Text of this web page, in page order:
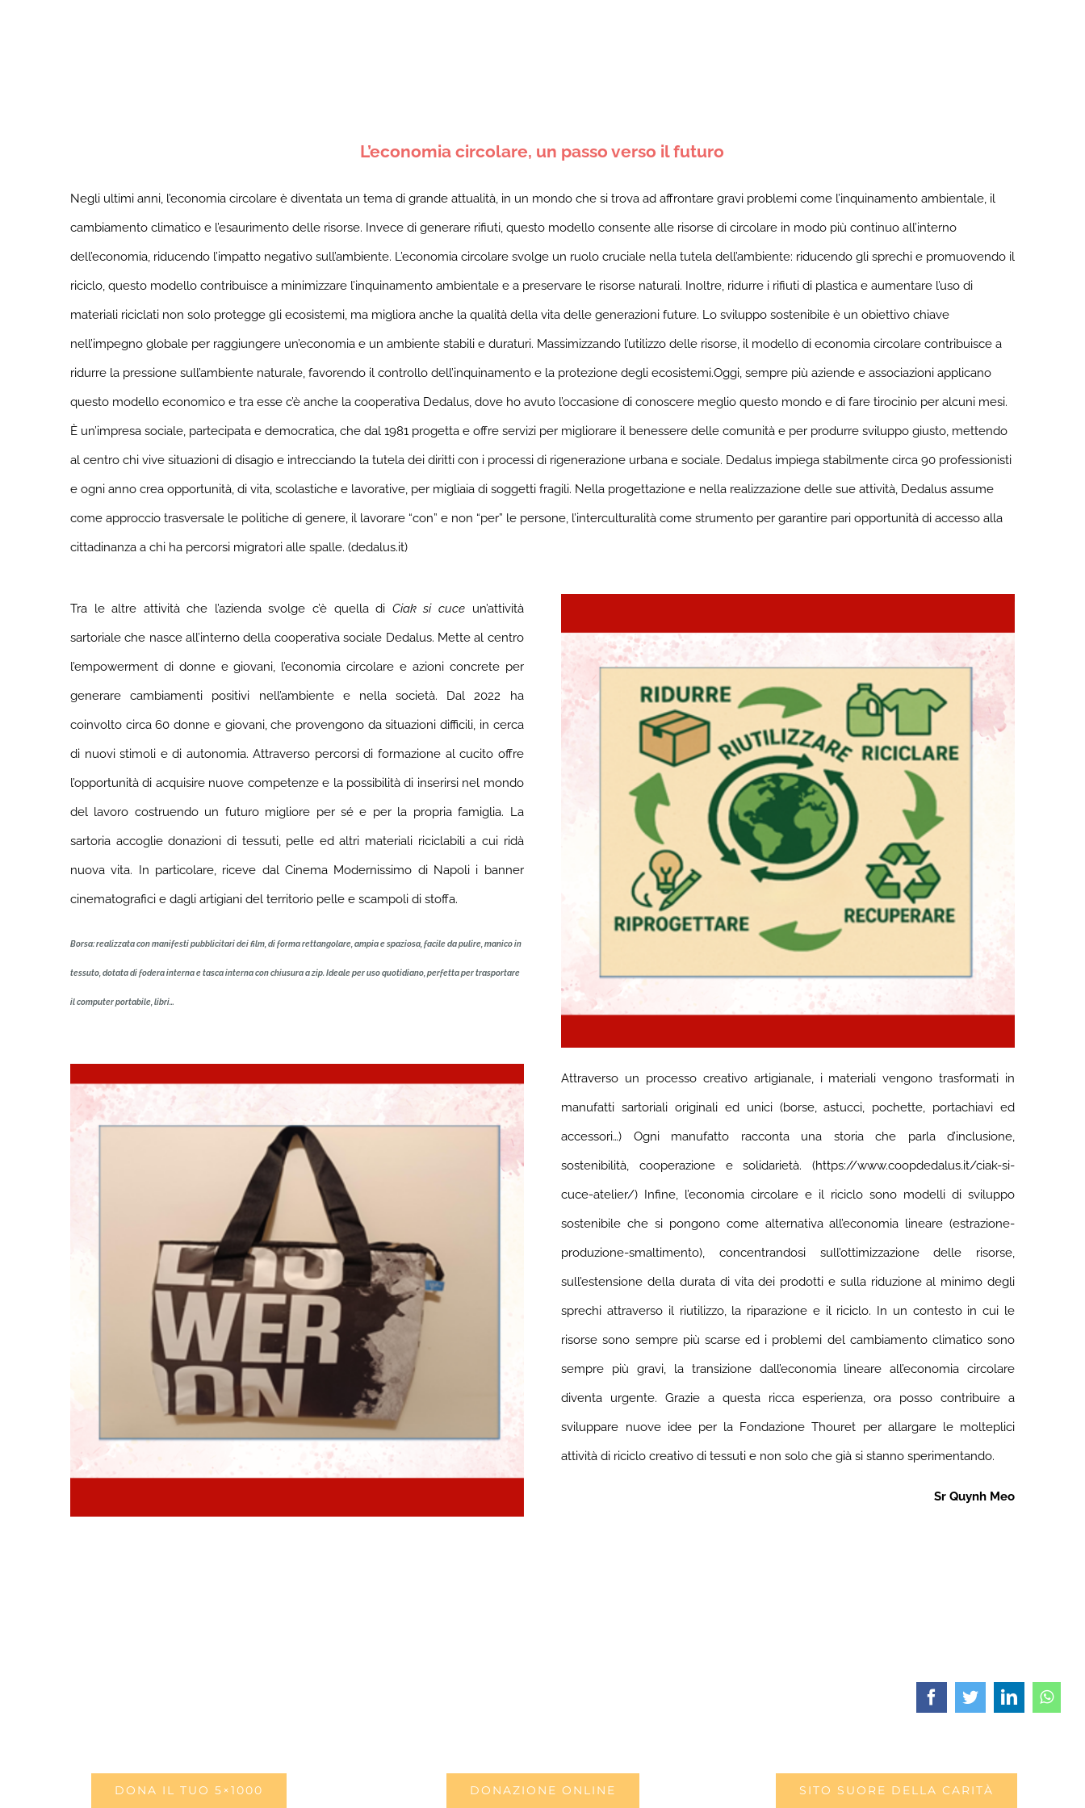
L’economia circolare, un passo verso il futuro
Negli ultimi anni, l’economia circolare è diventata un tema di grande attualità, in un mondo che si trova ad affrontare gravi problemi come l’inquinamento ambientale, il
cambiamento climatico e l’esaurimento delle risorse. Invece di generare rifiuti, questo modello consente alle risorse di circolare in modo più continuo all’interno
dell’economia, riducendo l’impatto negativo sull’ambiente. L’economia circolare svolge un ruolo cruciale nella tutela dell’ambiente: riducendo gli sprechi e promuovendo il
riciclo, questo modello contribuisce a minimizzare l’inquinamento ambientale e a preservare le risorse naturali. Inoltre, ridurre i rifiuti di plastica e aumentare l’uso di
materiali riciclati non solo protegge gli ecosistemi, ma migliora anche la qualità della vita delle generazioni future. Lo sviluppo sostenibile è un obiettivo chiave
nell’impegno globale per raggiungere un’economia e un ambiente stabili e duraturi. Massimizzando l’utilizzo delle risorse, il modello di economia circolare contribuisce a
ridurre la pressione sull’ambiente naturale, favorendo il controllo dell’inquinamento e la protezione degli ecosistemi.Oggi, sempre più aziende e associazioni applicano
questo modello economico e tra esse c’è anche la cooperativa Dedalus, dove ho avuto l’occasione di conoscere meglio questo mondo e di fare tirocinio per alcuni mesi.
È un’impresa sociale, partecipata e democratica, che dal 1981 progetta e offre servizi per migliorare il benessere delle comunità e per produrre sviluppo giusto, mettendo
al centro chi vive situazioni di disagio e intrecciando la tutela dei diritti con i processi di rigenerazione urbana e sociale. Dedalus impiega stabilmente circa 90 professionisti
e ogni anno crea opportunità, di vita, scolastiche e lavorative, per migliaia di soggetti fragili. Nella progettazione e nella realizzazione delle sue attività, Dedalus assume
come approccio trasversale le politiche di genere, il lavorare “con” e non “per” le persone, l’interculturalità come strumento per garantire pari opportunità di accesso alla
cittadinanza a chi ha percorsi migratori alle spalle. (dedalus.it)
Tra le altre attività che l’azienda svolge c’è quella di Ciak si cuce un’attività
sartoriale che nasce all’interno della cooperativa sociale Dedalus. Mette al centro
l’empowerment di donne e giovani, l’economia circolare e azioni concrete per
generare cambiamenti positivi nell’ambiente e nella società. Dal 2022 ha
coinvolto circa 60 donne e giovani, che provengono da situazioni difficili, in cerca
di nuovi stimoli e di autonomia. Attraverso percorsi di formazione al cucito offre
l’opportunità di acquisire nuove competenze e la possibilità di inserirsi nel mondo
del lavoro costruendo un futuro migliore per sé e per la propria famiglia. La
sartoria accoglie donazioni di tessuti, pelle ed altri materiali riciclabili a cui ridà
nuova vita. In particolare, riceve dal Cinema Modernissimo di Napoli i banner
cinematografici e dagli artigiani del territorio pelle e scampoli di stoffa.
Borsa: realizzata con manifesti pubblicitari dei film, di forma rettangolare, ampia e spaziosa, facile da pulire, manico in
tessuto, dotata di fodera interna e tasca interna con chiusura a zip. Ideale per uso quotidiano, perfetta per trasportare
il computer portabile, libri…
Attraverso un processo creativo artigianale, i materiali vengono trasformati in
manufatti sartoriali originali ed unici (borse, astucci, pochette, portachiavi ed
accessori…) Ogni manufatto racconta una storia che parla d’inclusione,
sostenibilità, cooperazione e solidarietà. (https://www.coopdedalus.it/ciak-si-
cuce-atelier/) Infine, l’economia circolare e il riciclo sono modelli di sviluppo
sostenibile che si pongono come alternativa all’economia lineare (estrazione-
produzione-smaltimento), concentrandosi sull’ottimizzazione delle risorse,
sull’estensione della durata di vita dei prodotti e sulla riduzione al minimo degli
sprechi attraverso il riutilizzo, la riparazione e il riciclo. In un contesto in cui le
risorse sono sempre più scarse ed i problemi del cambiamento climatico sono
sempre più gravi, la transizione dall’economia lineare all’economia circolare
diventa urgente. Grazie a questa ricca esperienza, ora posso contribuire a
sviluppare nuove idee per la Fondazione Thouret per allargare le molteplici
attività di riciclo creativo di tessuti e non solo che già si stanno sperimentando.
Sr Quynh Meo
FacebookTwitterLinkedIn
DONA IL TUO 5×1000 DONAZIONE ONLINE SITO SUORE DELLA CARITÀ